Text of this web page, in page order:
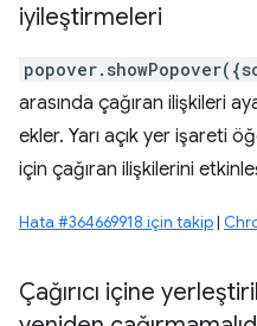
iyileştirmeleri
arasında çağıran ilişkileri
ekler. Yarı açık yer işareti
için çağıran ilişkilerini
Hata #364669918 için takip|
Çağırıcı içine